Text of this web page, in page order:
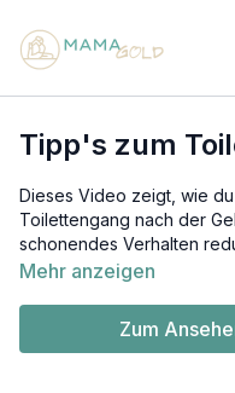
Tipp's zum
Dieses Video zeigt, wie
Toilettengang nach der
schonendes Verhalten
es dabei ankommt und
Mehr anzeigen
Zum